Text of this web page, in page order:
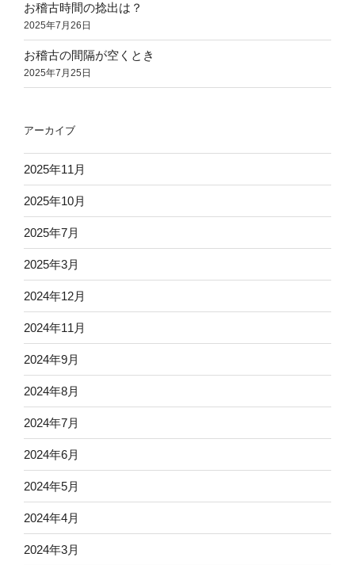
お稽古時間の捻出は？
2025年7月26日
お稽古の間隔が空くとき
2025年7月25日
アーカイブ
2025年11月
2025年10月
2025年7月
2025年3月
2024年12月
2024年11月
2024年9月
2024年8月
2024年7月
2024年6月
2024年5月
2024年4月
2024年3月